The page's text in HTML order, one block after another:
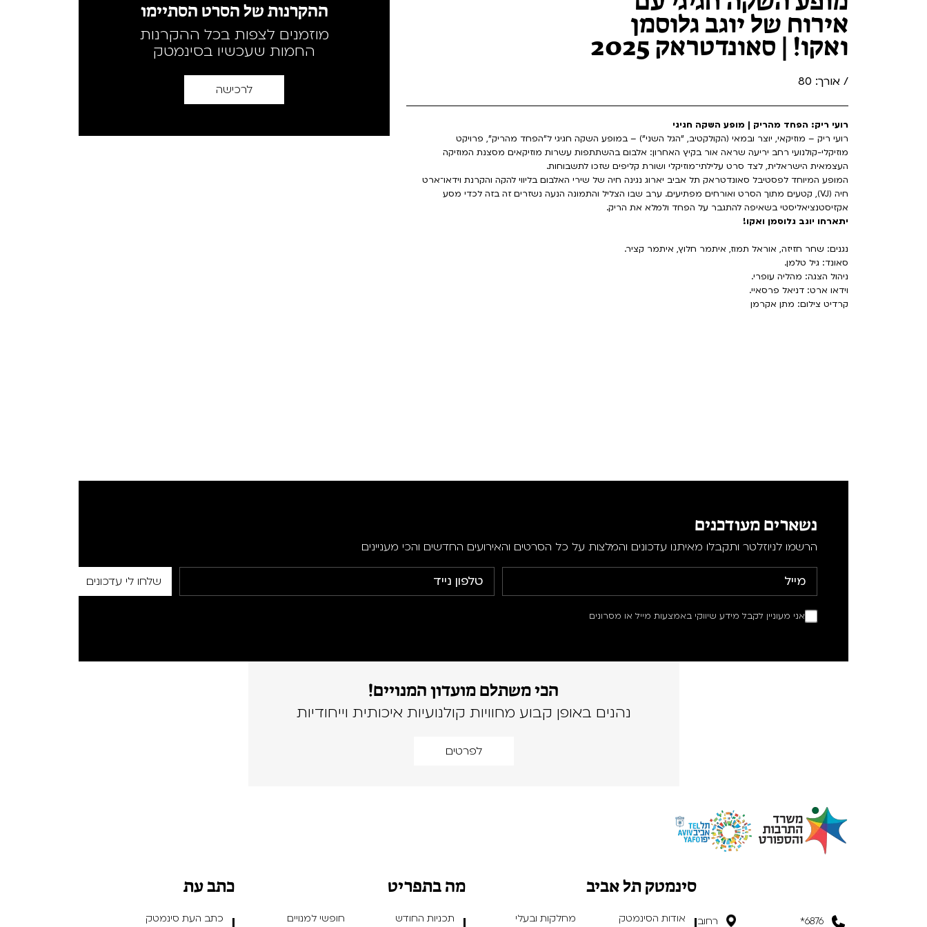
אירוח של יוגב גלוסמן
ואקו! | סאונדטראק 2025
/ אורך: 80
רועי ריק: הפחד מהריק | מופע השקה חגיגי
רועי ריק – מוזיקאי, יוצר ובמאי (הקולקטיב, "הגל השני") – במופע השקה חגיגי ל"הפחד מהריק", פרויקט
מוזיקלי-קולנועי רחב יריעה שראה אור בקיץ האחרון: אלבום בהשתתפות עשרות מוזיקאים מסצנת המוזיקה
העצמאית הישראלית, לצד סרט עלילתי־מוזיקלי ושורת קליפים שזכו לתשבוחות.
המופע המיוחד לפסטיבל סאונדטראק תל אביב יארוג נגינה חיה של שירי האלבום בליווי להקה והקרנת וידאו־ארט
חיה (VJ), קטעים מתוך הסרט ואורחים מפתיעים. ערב שבו הצליל והתמונה הנעה נשזרים זה בזה לכדי מסע
אקזיסטנציאליסטי בשאיפה להתגבר על הפחד ולמלא את הריק.
יתארחו יוגב גלוסמן ואקו!
נגנים: שחר חזיזה, אוראל תמוז, איתמר חלוץ, איתמר קציר.
סאונד: גיל טלמן.
ניהול הצגה: מהליה עופרי.
וידאו ארט: דניאל פרסאיי.
קרדיט צילום: מתן אקרמן
ההקרנות של הסרט הסתיימו
מוזמנים לצפות בכל ההקרנות
החמות שעכשיו בסינמטק
לרכישה
נשארים מעודכנים
הרשמו לניוזלטר ותקבלו מאיתנו עדכונים והמלצות על כל הסרטים והאירועים החדשים והכי מעניינים
אני מעוניין לקבל מידע שיווקי באמצעות מייל או מסרונים
הכי משתלם מועדון המנויים!
נהנים באופן קבוע מחוויות קולנועיות איכותית וייחודיות
לפרטים
6876* רחוב
סינמטק תל אביב
אודות הסינמטק מחלקות ובעלי
מה בתפריט
תכניות החודש חופשי למנויים
כתב עת
כתב העת סינמטק